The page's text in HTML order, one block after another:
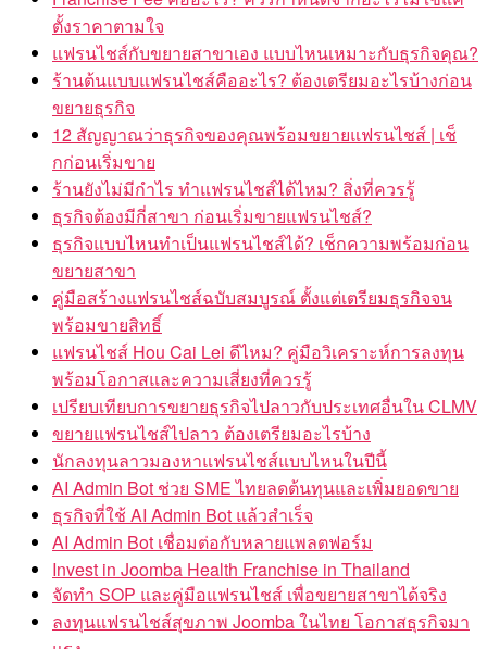
ตั้งราคาตามใจ
แฟรนไชส์กับขยายสาขาเอง แบบไหนเหมาะกับธุรกิจคุณ?
ร้านต้นแบบแฟรนไชส์คืออะไร? ต้องเตรียมอะไรบ้างก่อน
ขยายธุรกิจ
12 สัญญาณว่าธุรกิจของคุณพร้อมขยายแฟรนไชส์ | เช็
กก่อนเริ่มขาย
ร้านยังไม่มีกำไร ทำแฟรนไชส์ได้ไหม? สิ่งที่ควรรู้
ธุรกิจต้องมีกี่สาขา ก่อนเริ่มขายแฟรนไชส์?
ธุรกิจแบบไหนทำเป็นแฟรนไชส์ได้? เช็กความพร้อมก่อน
ขยายสาขา
คู่มือสร้างแฟรนไชส์ฉบับสมบูรณ์ ตั้งแต่เตรียมธุรกิจจน
พร้อมขายสิทธิ์
แฟรนไชส์ Hou Cai Lei ดีไหม? คู่มือวิเคราะห์การลงทุน
พร้อมโอกาสและความเสี่ยงที่ควรรู้
เปรียบเทียบการขยายธุรกิจไปลาวกับประเทศอื่นใน CLMV
ขยายแฟรนไชส์ไปลาว ต้องเตรียมอะไรบ้าง
นักลงทุนลาวมองหาแฟรนไชส์แบบไหนในปีนี้
AI Admin Bot ช่วย SME ไทยลดต้นทุนและเพิ่มยอดขาย
ธุรกิจที่ใช้ AI Admin Bot แล้วสำเร็จ
AI Admin Bot เชื่อมต่อกับหลายแพลตฟอร์ม
Invest in Joomba Health Franchise in Thailand
จัดทำ SOP และคู่มือแฟรนไชส์ เพื่อขยายสาขาได้จริง
ลงทุนแฟรนไชส์สุขภาพ Joomba ในไทย โอกาสธุรกิจมา